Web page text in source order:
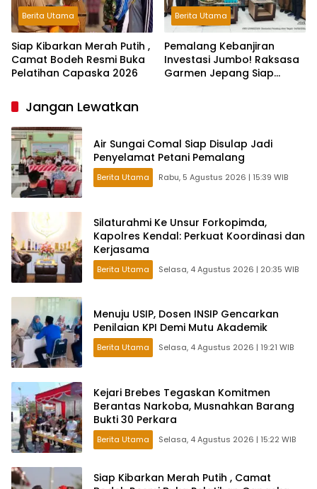
Berita Utama
Siap Kibarkan Merah Putih ,
Camat Bodeh Resmi Buka
Pelatihan Capaska 2026
Berita Utama
Pemalang Kebanjiran
Investasi Jumbo! Raksasa
Garmen Jepang Siap
Jangan Lewatkan
Air Sungai Comal Siap Disulap Jadi
Penyelamat Petani Pemalang
Berita Utama Rabu, 5 Agustus 2026 | 15:39 WIB
Silaturahmi Ke Unsur Forkopimda,
Kapolres Kendal: Perkuat Koordinasi dan
Kerjasama
Berita Utama Selasa, 4 Agustus 2026 | 20:35 WIB
Menuju USIP, Dosen INSIP Gencarkan
Penilaian KPI Demi Mutu Akademik
Berita Utama Selasa, 4 Agustus 2026 | 19:21 WIB
Kejari Brebes Tegaskan Komitmen
Berantas Narkoba, Musnahkan Barang
Bukti 30 Perkara
Berita Utama Selasa, 4 Agustus 2026 | 15:22 WIB
Siap Kibarkan Merah Putih , Camat